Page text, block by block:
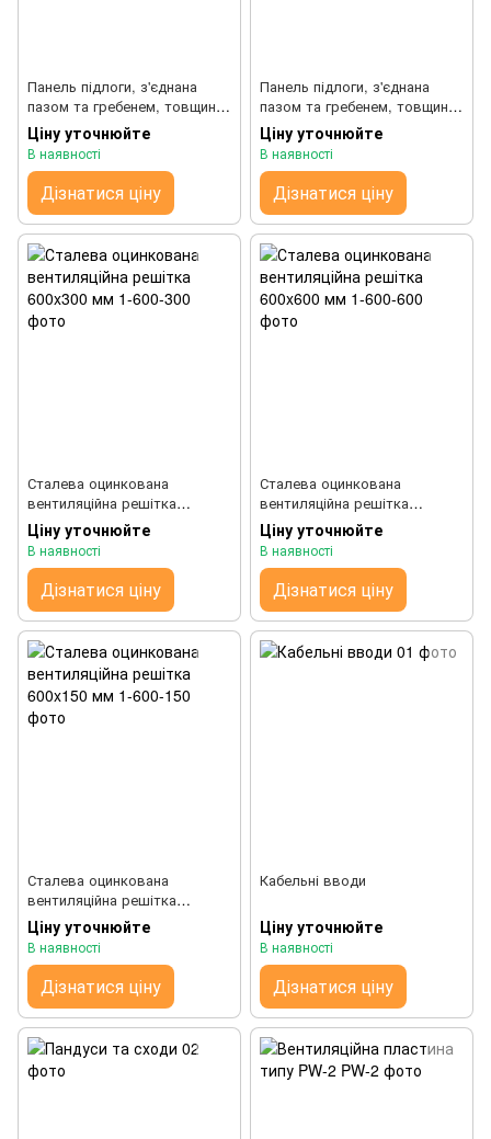
Панель підлоги, з'єднана
пазом та гребенем, товщина
30 мм
Ціну уточнюйте
В наявності
Дізнатися ціну
Панель підлоги, з'єднана
пазом та гребенем, товщина
28 мм
Ціну уточнюйте
В наявності
Дізнатися ціну
Сталева оцинкована
вентиляційна решітка
600x300 мм
Ціну уточнюйте
В наявності
Дізнатися ціну
Сталева оцинкована
вентиляційна решітка
600x600 мм
Ціну уточнюйте
В наявності
Дізнатися ціну
Сталева оцинкована
вентиляційна решітка
600x150 мм
Ціну уточнюйте
В наявності
Дізнатися ціну
Кабельні вводи
Ціну уточнюйте
В наявності
Дізнатися ціну